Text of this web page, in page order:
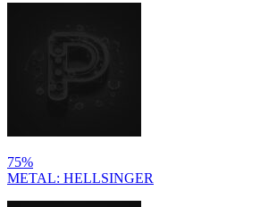
75%
METAL: HELLSINGER